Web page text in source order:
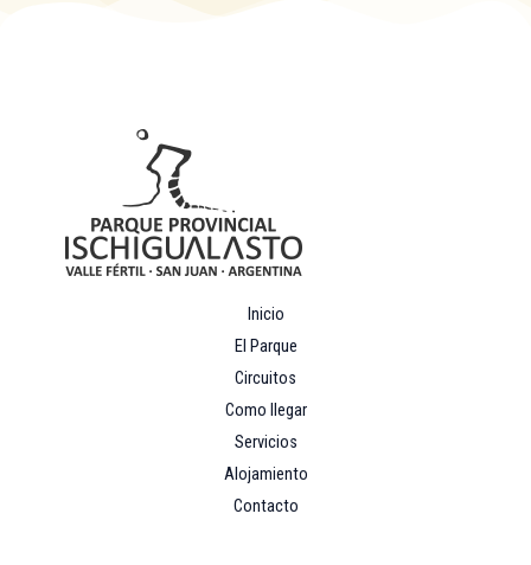
Inicio
El Parque
Circuitos
Como llegar
Servicios
Alojamiento
Contacto